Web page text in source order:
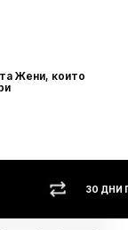
Жени, които
ПРАВО НА ВРЪЩАНЕ